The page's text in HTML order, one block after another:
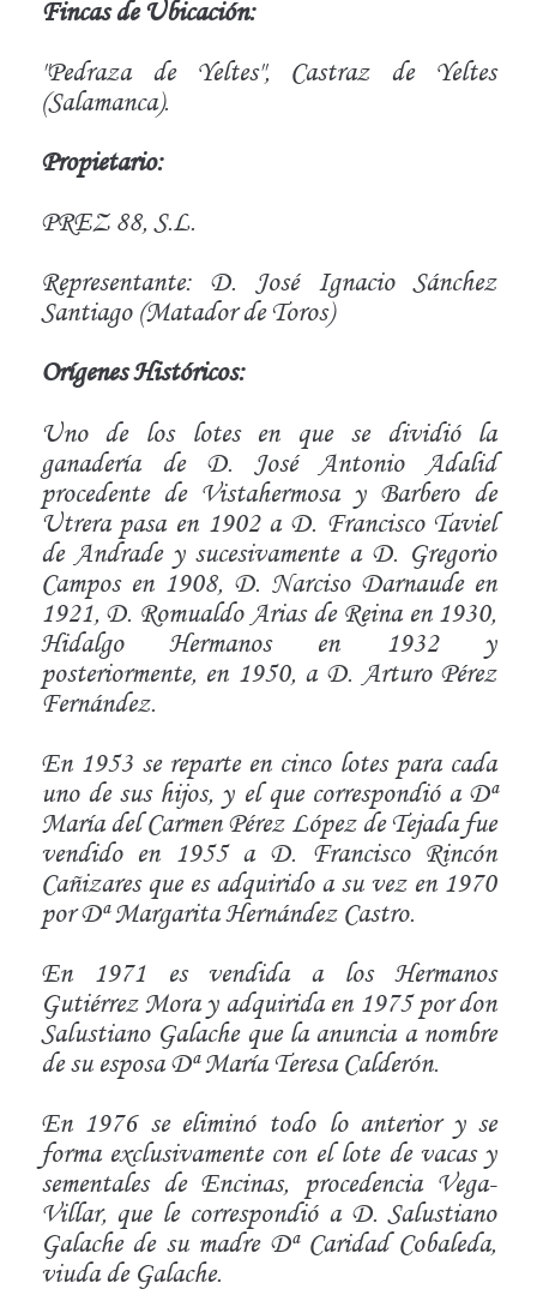
Fincas de Ubicación:
"Pedraza de Yeltes", Castraz de Yeltes
(Salamanca).
Propietario:
PREZ 88, S.L.
Representante: D. José Ignacio Sánchez
Santiago (Matador de Toros)
Orígenes Históricos:
Uno de los lotes en que se dividió la
ganadería de D. José Antonio Adalid
procedente de Vistahermosa y Barbero de
Utrera pasa en 1902 a D. Francisco Taviel
de Andrade y sucesivamente a D. Gregorio
Campos en 1908, D. Narciso Darnaude en
1921, D. Romualdo Arias de Reina en 1930,
Hidalgo Hermanos en 1932 y
posteriormente, en 1950, a D. Arturo Pérez
Fernández.
En 1953 se reparte en cinco lotes para cada
uno de sus hijos, y el que correspondió a Dª
María del Carmen Pérez López de Tejada fue
vendido en 1955 a D. Francisco Rincón
Cañizares que es adquirido a su vez en 1970
por Dª Margarita Hernández Castro.
En 1971 es vendida a los Hermanos
Gutiérrez Mora y adquirida en 1975 por don
Salustiano Galache que la anuncia a nombre
de su esposa Dª María Teresa Calderón.
En 1976 se eliminó todo lo anterior y se
forma exclusivamente con el lote de vacas y
sementales de Encinas, procedencia Vega-
Villar, que le correspondió a D. Salustiano
Galache de su madre Dª Caridad Cobaleda,
viuda de Galache.